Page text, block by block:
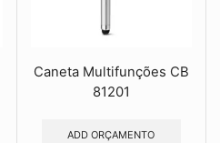
Caneta Multifunções CB
81201
ADD ORÇAMENTO